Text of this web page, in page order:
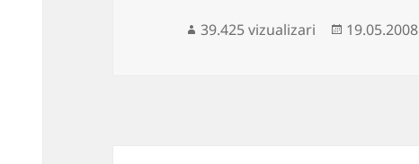
39.425 vizualizari
Publicat
19.05.2008